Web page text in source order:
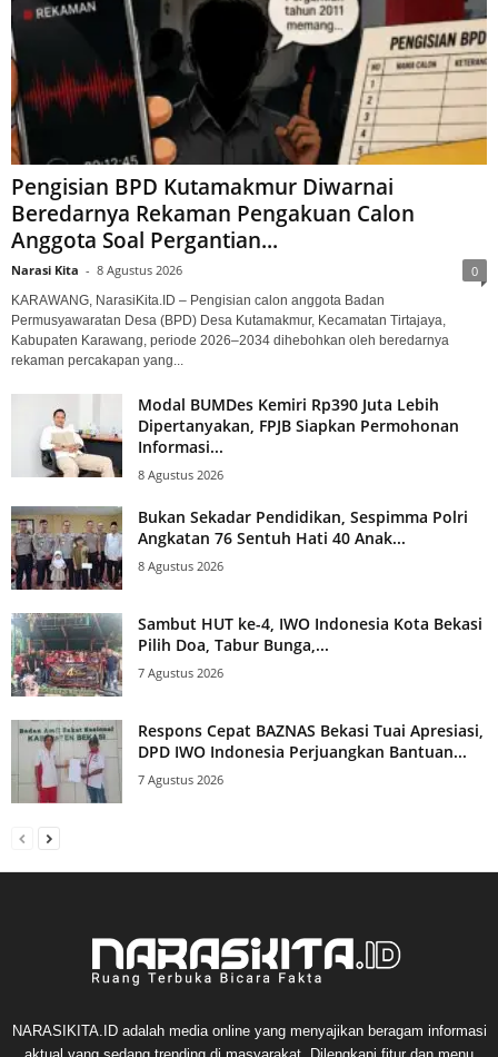
Pengisian BPD Kutamakmur Diwarnai
Beredarnya Rekaman Pengakuan Calon
Anggota Soal Pergantian...
Narasi Kita - 8 Agustus 2026 0
KARAWANG, NarasiKita.ID – Pengisian calon anggota Badan
Permusyawaratan Desa (BPD) Desa Kutamakmur, Kecamatan Tirtajaya,
Kabupaten Karawang, periode 2026–2034 dihebohkan oleh beredarnya
rekaman percakapan yang...
Modal BUMDes Kemiri Rp390 Juta Lebih
Dipertanyakan, FPJB Siapkan Permohonan
Informasi...
8 Agustus 2026
Bukan Sekadar Pendidikan, Sespimma Polri
Angkatan 76 Sentuh Hati 40 Anak...
8 Agustus 2026
Sambut HUT ke-4, IWO Indonesia Kota Bekasi
Pilih Doa, Tabur Bunga,...
7 Agustus 2026
Respons Cepat BAZNAS Bekasi Tuai Apresiasi,
DPD IWO Indonesia Perjuangkan Bantuan...
7 Agustus 2026
NARASIKITA.ID adalah media online yang menyajikan beragam informasi